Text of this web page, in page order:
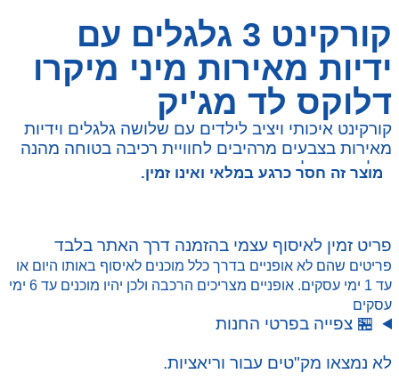
קורקינט 3 גלגלים עם
ידיות מאירות מיני מיקרו
דלוקס לד מג'יק
קורקינט איכותי ויציב לילדים עם שלושה גלגלים וידיות
מאירות בצבעים מרהיבים לחוויית רכיבה בטוחה מהנה
ומלאת סטייל.
מוצר זה חסר כרגע במלאי ואינו זמין.
פריט זמין לאיסוף עצמי בהזמנה דרך האתר בלבד
פריטים שהם לא אופניים בדרך כלל מוכנים לאיסוף באותו היום או
עד 1 ימי עסקים. אופניים מצריכים הרכבה ולכן יהיו מוכנים עד 6 ימי
עסקים
🏪 צפייה בפרטי החנות
לא נמצאו מק"טים עבור וריאציות.